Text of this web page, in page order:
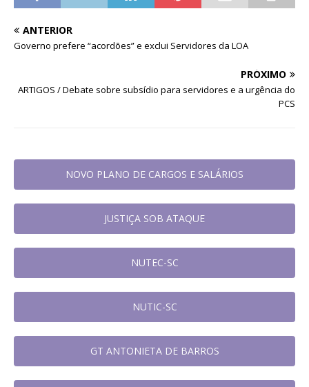
ANTERIOR
Governo prefere “acordões” e exclui Servidores da LOA
PRÓXIMO
ARTIGOS / Debate sobre subsídio para servidores e a urgência do
PCS
NOVO PLANO DE CARGOS E SALÁRIOS
JUSTIÇA SOB ATAQUE
NUTEC-SC
NUTIC-SC
GT ANTONIETA DE BARROS